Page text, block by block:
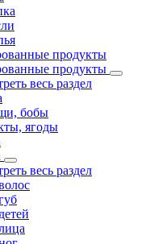
продукты
продукты
весь раздел
бобы
ягоды
весь раздел